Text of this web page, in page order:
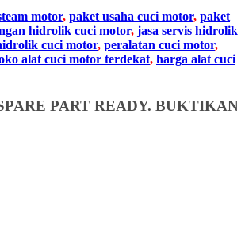
motor, paket usaha cuci motor, paket
hidrolik cuci motor, jasa servis hidrolik
cuci motor, peralatan cuci motor,
alat cuci motor terdekat, harga alat cuci
PART READY. BUKTIKAN